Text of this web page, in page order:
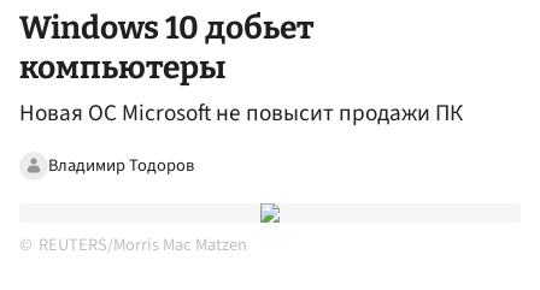
Windows 10 добьет
компьютеры
Новая ОС Microsoft не повысит продажи ПК
Владимир Тодоров
REUTERS/Morris Mac Matzen